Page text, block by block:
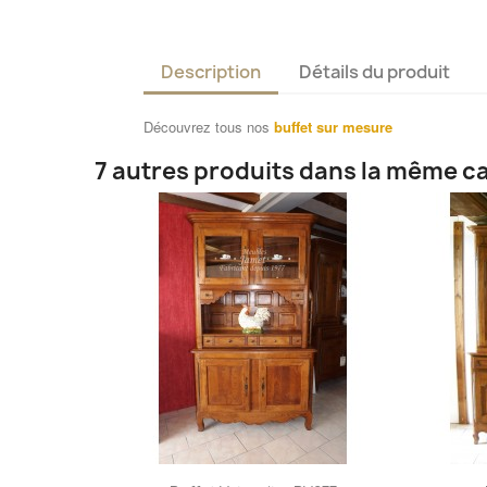
Description Détails du produit
Découvrez tous nos buffet sur mesure
7 autres produits dans la même